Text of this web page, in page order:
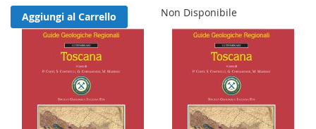
Aggiungi al Carrello Non Disponibile